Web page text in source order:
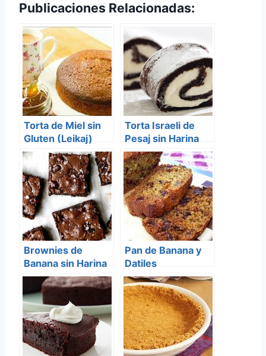
Publicaciones Relacionadas:
Torta de Miel sin
Gluten (Leikaj)
Torta Israeli de
Pesaj sin Harina
Brownies de
Banana sin Harina
ni Azucar
Pan de Banana y
Datiles